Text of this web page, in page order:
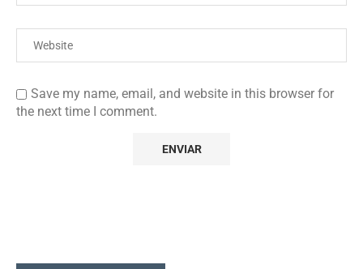
Save my name, email, and website in this browser for
the next time I comment.